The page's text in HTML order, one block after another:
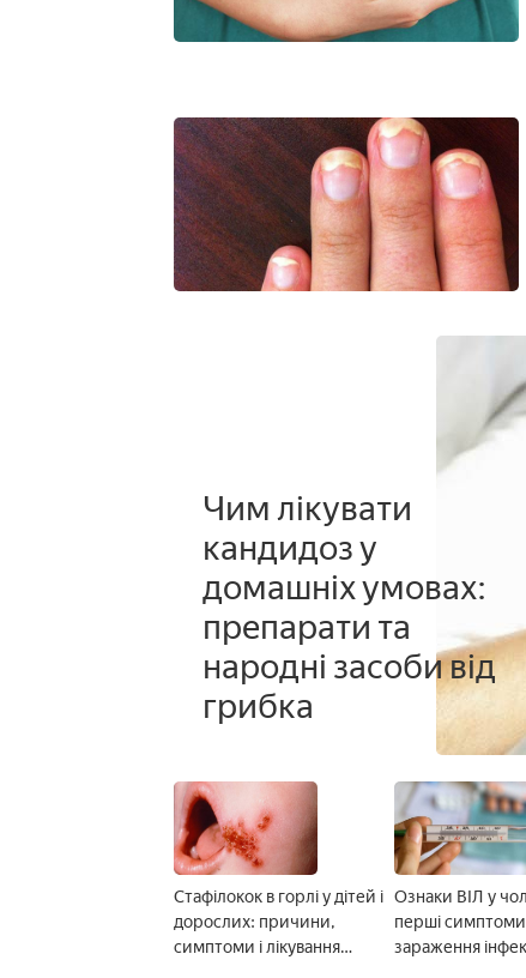
Чим лікувати
кандидоз у
домашніх умовах:
препарати та
народні засоби від
грибка
Стафілокок в горлі у дітей і
дорослих: причини,
симптоми і лікування
Ознаки ВІЛ у
перші симптоми
зараження